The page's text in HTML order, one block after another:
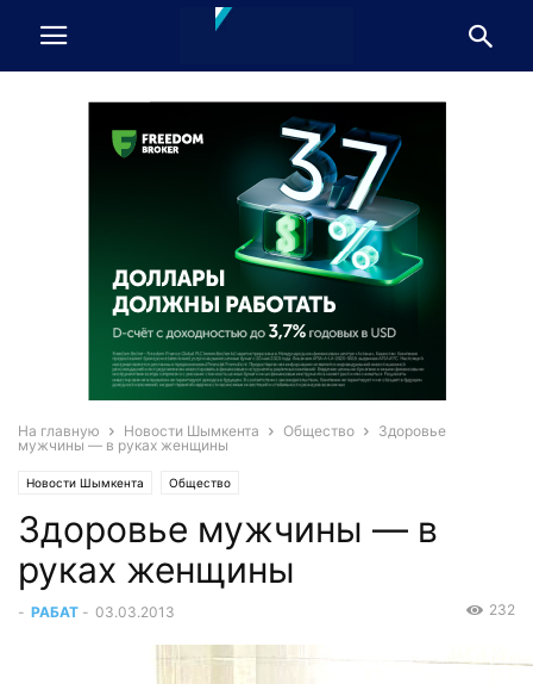
На главную Новости Шымкента Общество
Здоровье
мужчины — в руках женщины
Новости Шымкента Общество
Здоровье мужчины — в
руках женщины
- РАБАТ - 03.03.2013 232